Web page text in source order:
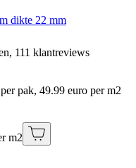
dikte 22 mm
111 klantreviews
pak, 49.99 euro per m2
m2